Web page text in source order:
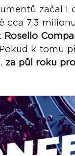
začal
cca 7,3
Rosello
k tomu
za půl roku